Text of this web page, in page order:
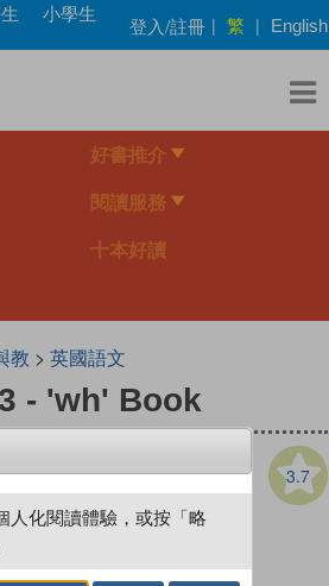
小學生
登入/註冊 | 繁 | English
好書推介
閱讀服務
十本好讀
教 > 英國語文
- 'wh' Book
3.7
人化閱讀體驗，或按「略